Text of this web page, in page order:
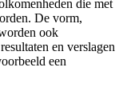
die met
De vorm,
ook
en verslagen
een